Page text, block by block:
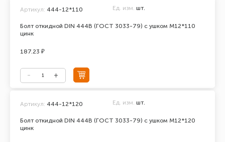
Болт откидной DIN 444В (ГОСТ 3033-79) с ушком М12*110
цинк
Артикул: 444-12*110 Ед. изм. шт.
187.23 ₽
Болт откидной DIN 444В (ГОСТ 3033-79) с ушком М12*120
цинк
Артикул: 444-12*120 Ед. изм. шт.